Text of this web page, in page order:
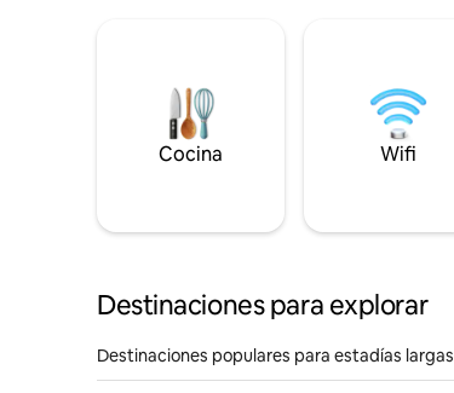
Cocina Wifi
Destinaciones para explorar
Destinaciones populares para estadías largas